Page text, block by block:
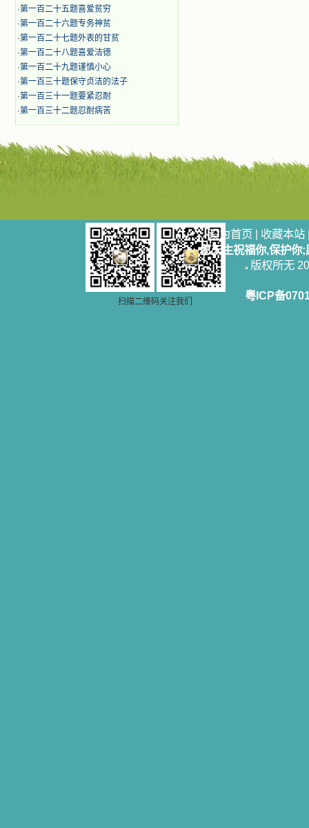
·第一百二十五题喜爱贫穷
·第一百二十六题专务神贫
·第一百二十七题外表的甘贫
·第一百二十八题喜爱洁德
·第一百二十九题谨慎小心
·第一百三十题保守贞洁的法子
·第一百三十一题要紧忍耐
·第一百三十二题忍耐病苦
扫描二维码关注我们
设为首页 | 收藏本站
愿天主祝福你,保护你
版权所无
粤ICP备